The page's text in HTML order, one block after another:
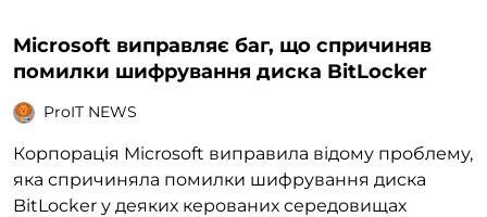
Microsoft виправляє баг, що спричиняв
помилки шифрування диска BitLocker
ProIT NEWS
Корпорація Microsoft виправила відому проблему,
яка спричиняла помилки шифрування диска
BitLocker у деяких керованих середовищах